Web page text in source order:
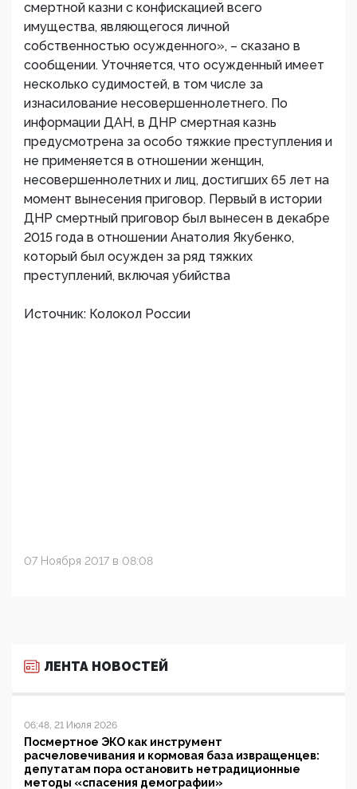
смертной казни с конфискацией всего
имущества, являющегося личной
собственностью осужденного», – сказано в
сообщении. Уточняется, что осужденный имеет
несколько судимостей, в том числе за
изнасилование несовершеннолетнего. По
информации ДАН, в ДНР смертная казнь
предусмотрена за особо тяжкие преступления и
не применяется в отношении женщин,
несовершеннолетних и лиц, достигших 65 лет на
момент вынесения приговор. Первый в истории
ДНР смертный приговор был вынесен в декабре
2015 года в отношении Анатолия Якубенко,
который был осужден за ряд тяжких
преступлений, включая убийства
Источник: Колокол России
07 Ноября 2017 в 08:08
ЛЕНТА НОВОСТЕЙ
06:48, 21 Июля 2026
Посмертное ЭКО как инструмент
расчеловечивания и кормовая база извращенцев:
депутатам пора остановить нетрадиционные
методы «спасения демографии»